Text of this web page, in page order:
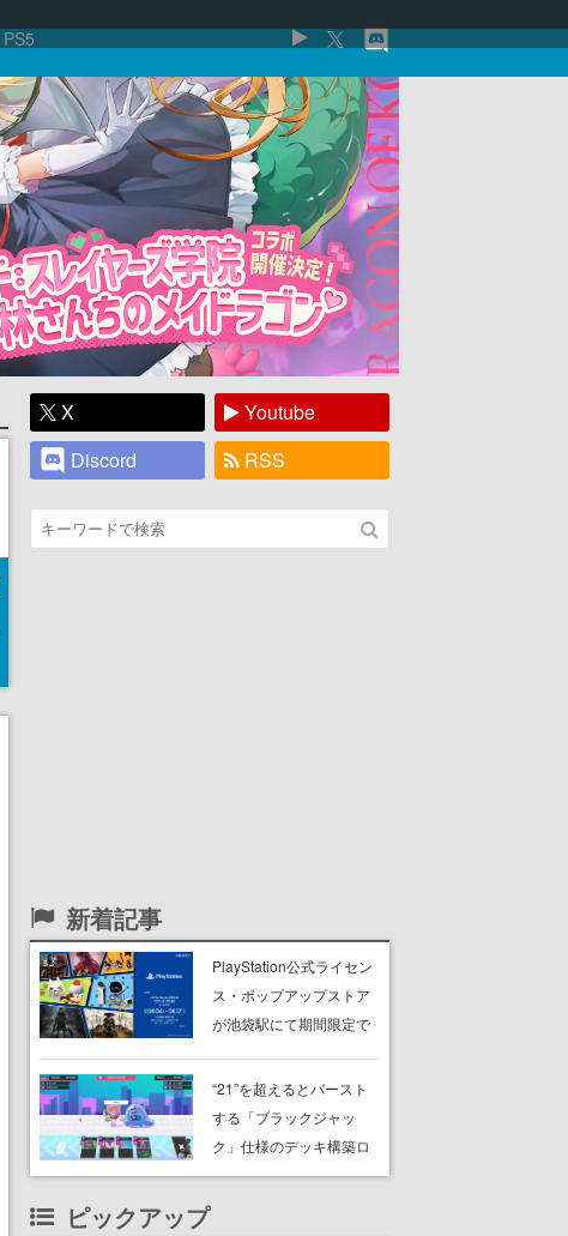
PS5
X
Youtube
Discord
RSS
新着記事
PlayStation公式ライセン
ス・ポップアップストア
が池袋駅にて期間限定で
『ブラッドボーン』の新
作アイテムが登場
“21”を超えるとバースト
する「ブラックジャッ
ク」仕様のデッキ構築ロ
ーグライト『必殺！メガ
ピックアップ